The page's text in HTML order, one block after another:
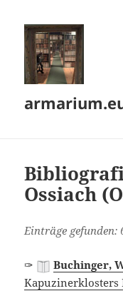
Ossiach
Einträge gefunden:
✑ Buchinger,
Kapuzinerklosters